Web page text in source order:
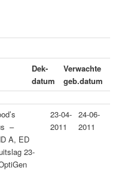
Dek-
datum
Verwachte
geb.datum
–
A, ED
23-
23-04-
2011
24-06-
2011